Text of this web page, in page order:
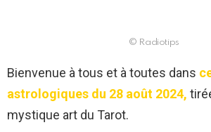
© Radiotips
Bienvenue à tous et à toutes dans
astrologiques du 28 août 2024,
mystique art du Tarot.